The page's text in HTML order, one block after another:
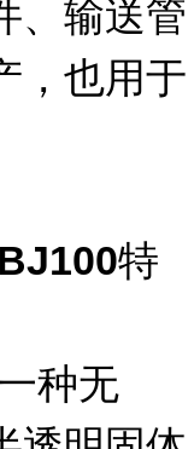
、输送管
，也用于
特
种无